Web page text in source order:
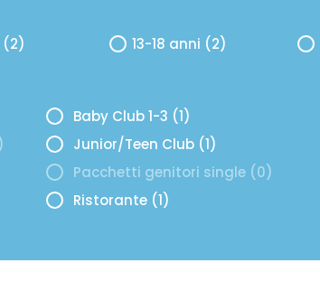
(2) 13-18 anni (2)
Baby Club 1-3 (1)
Junior/Teen Club (1)
Pacchetti genitori single (0)
Ristorante (1)